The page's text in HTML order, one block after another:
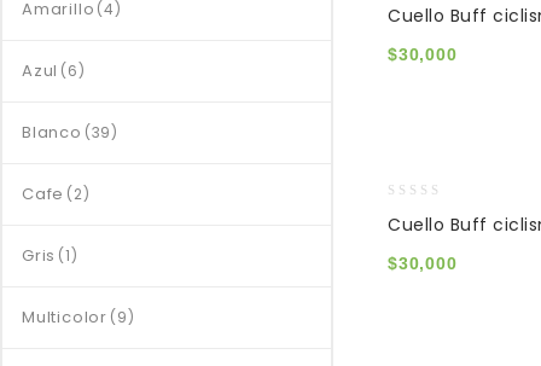
out
of
5
Cuello Buff
$30,000
out
of
5
Cuello Buff
$30,000
Amarillo (4)
Azul (6)
Blanco (39)
Cafe (2)
Gris (1)
Multicolor (9)